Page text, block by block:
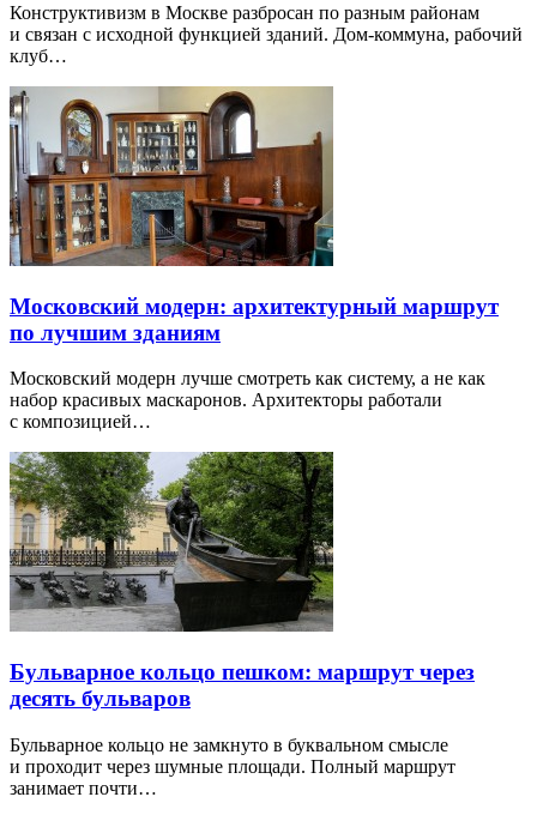
Конструктивизм в Москве разбросан по разным районам
и связан с исходной функцией зданий. Дом-коммуна, рабочий
клуб…
Московский модерн: архитектурный маршрут
по лучшим зданиям
Московский модерн лучше смотреть как систему, а не как
набор красивых маскаронов. Архитекторы работали
с композицией…
Бульварное кольцо пешком: маршрут через
десять бульваров
Бульварное кольцо не замкнуто в буквальном смысле
и проходит через шумные площади. Полный маршрут
занимает почти…